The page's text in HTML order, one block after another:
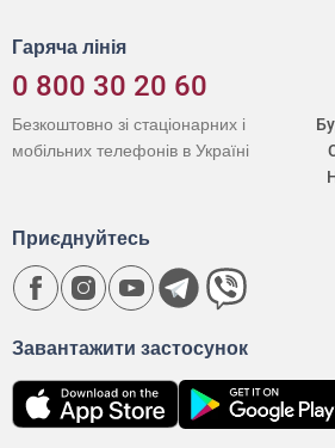
Гаряча лінія
0 800 30 20 60
Безкоштовно зі стаціонарних і
мобільних телефонів в Україні
Завантажити застосунок
Приєднуйтесь